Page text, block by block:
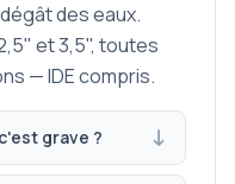
des eaux.
et 3,5", toutes
— IDE compris.
grave ?